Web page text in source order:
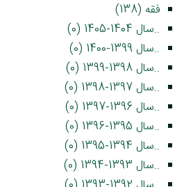
فقه (138)
..سال 1404-1405 (0)
..سال 1399-1400 (0)
..سال 1398-1399 (0)
..سال 1397-1398 (0)
..سال 1396-1397 (0)
..سال 1395-1396 (0)
..سال 1394-1395 (0)
..سال 1393-1394 (0)